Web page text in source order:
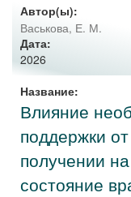
Автор(ы):
Васькова, Е. М.
Дата:
2026
Название:
Влияние
поддержки
получении
состояние